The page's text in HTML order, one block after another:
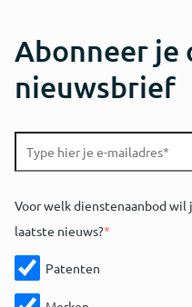
Abonneer je
nieuwsbrief
Voor welk dienstenaanbod
laatste nieuws?*
Patenten